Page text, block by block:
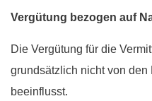
Vergütung bezogen auf
Die Vergütung für die
grundsätzlich nicht von
beeinflusst.